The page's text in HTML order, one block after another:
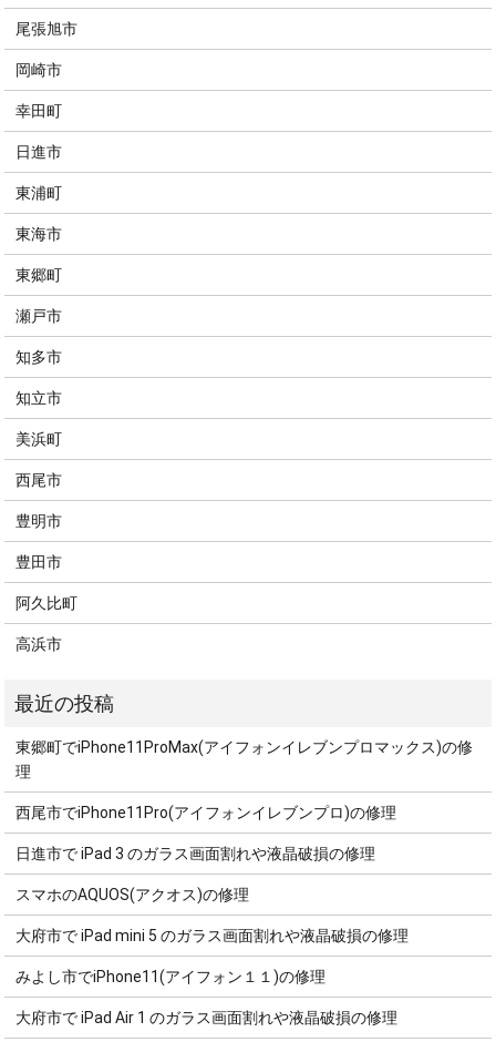
尾張旭市
岡崎市
幸田町
日進市
東浦町
東海市
東郷町
瀬戸市
知多市
知立市
美浜町
西尾市
豊明市
豊田市
阿久比町
高浜市
東郷町でiPhone11ProMax(アイフォンイレブンプロマックス)の修
理
西尾市でiPhone11Pro(アイフォンイレブンプロ)の修理
日進市で iPad 3 のガラス画面割れや液晶破損の修理
スマホのAQUOS(アクオス)の修理
大府市で iPad mini 5 のガラス画面割れや液晶破損の修理
みよし市でiPhone11(アイフォン１１)の修理
大府市で iPad Air 1 のガラス画面割れや液晶破損の修理